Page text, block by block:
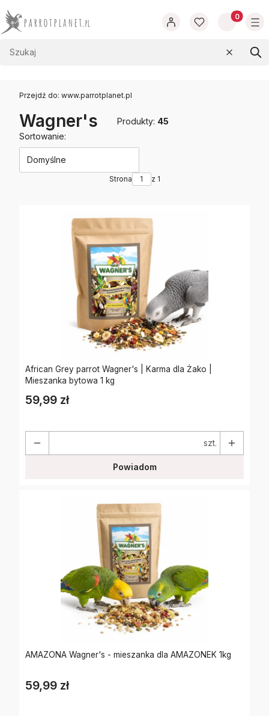
Produkty
Wyczyść
Przejdź do: www.parrotplanet.pl
Wagner's Produkty: 45
Lista produktów
Sortowanie:
Domyślne
Strona z 1
African Grey parrot Wagner's | Karma dla Żako |
Mieszanka bytowa 1 kg
Cena
59,99 zł
szt.
Powiadom
AMAZONA Wagner's - mieszanka dla AMAZONEK 1kg
Cena
59,99 zł